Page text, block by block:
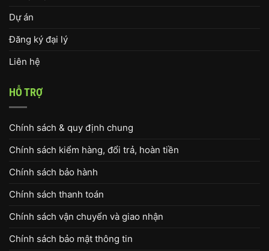
Dự án
Đăng ký đại lý
Liên hệ
HỖ TRỢ
Chính sách & quy định chung
Chính sách kiểm hàng, đổi trả, hoàn tiền
Chính sách bảo hành
Chính sách thanh toán
Chính sách vận chuyển và giao nhận
Chính sách bảo mật thông tin